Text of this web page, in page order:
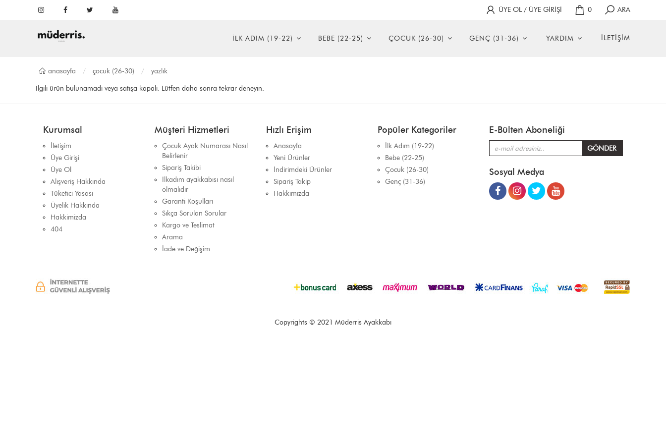
ÜYE OL / ÜYE GİRİŞİ 0 ARA
İLK ADIM (19-22) BEBE (22-25) ÇOCUK (26-30) GENÇ (31-36) YARDIM İLETİŞİM
anasayfa çocuk (26-30) yazlık
İlgili ürün bulunamadı veya satışa kapalı. Lütfen daha sonra tekrar deneyin.
Kurumsal
İletişim
Üye Girişi
Üye Ol
Alışveriş Hakkında
Tüketici Yasası
Üyelik Hakkında
Hakkimizda
404
Müşteri Hizmetleri
Çocuk Ayak Numarası Nasıl
Belirlenir
Sipariş Takibi
İlkadım ayakkabısı nasıl
olmalıdır
Garanti Koşulları
Sıkça Sorulan Sorular
Kargo ve Teslimat
Arama
İade ve Değişim
Hızlı Erişim
Anasayfa
Yeni Ürünler
İndirimdeki Ürünler
Sipariş Takip
Hakkımızda
Popüler Kategoriler
İlk Adım (19-22)
Bebe (22-25)
Çocuk (26-30)
Genç (31-36)
E-Bülten Aboneliği
Sosyal Medya
Copyrights © 2021 Müderris Ayakkabı